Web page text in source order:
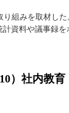
組みを取材し
資料や議事録
）社内教育